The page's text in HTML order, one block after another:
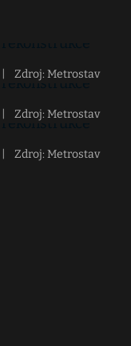
Zdroj: Metrostav
Zdroj: Metrostav
Zdroj: Metrostav